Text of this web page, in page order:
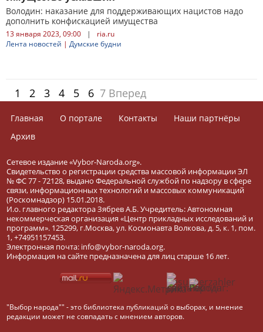
Володин: наказание для поддерживающих нацистов надо
дополнить конфискацией имущества
13 января 2023, 09:00 |
ria.ru
Лента новостей | Думские будни
1 2 3 4 5 6 7 Вперед
Главная О портале Контакты
Наши партнёры
Архив
Сетевое издание «Vybor-Naroda.org».
Свидетельство о регистрации средства массовой информации ЭЛ
№ ФС 77 - 72128, выдано Федеральной службой по надзору в сфере
связи, информационных технологий и массовых коммуникаций
(Роскомнадзор) 15.01.2018.
И.о. главного редактора Зябрев А.Б. Учредитель: Автономная
некоммерческая организация «Центр прикладных исследований и
программ». 125299, г.Москва, ул. Космонавта Волкова, д. 5, к. 1, пом.
1, +74951157453.
Электронная почта: info@vybor-naroda.org.
Информация на сайте предназначена для лиц старше 16 лет.
"Выбор народа"" - это библиотека публикаций о выборах, и мнение
редакции может не совпадать с мнением авторов.